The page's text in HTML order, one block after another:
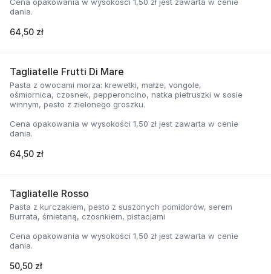
dania.
64,50 zł
Tagliatelle Frutti Di Mare
Pasta z owocami morza: krewetki, małże, vongole,
ośmiornica, czosnek, pepperoncino, natka pietruszki w sosie
winnym, pesto z zielonego groszku.
Cena opakowania w wysokości 1,50 zł jest zawarta w cenie
dania.
64,50 zł
Tagliatelle Rosso
Pasta z kurczakiem, pesto z suszonych pomidorów, serem
Burrata, śmietaną, czosnkiem, pistacjami
Cena opakowania w wysokości 1,50 zł jest zawarta w cenie
dania.
50,50 zł